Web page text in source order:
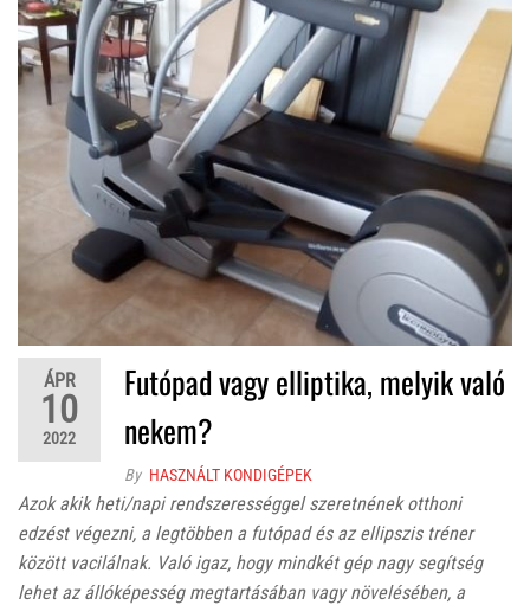
ÁPR
10
2022
Futópad vagy elliptika, melyik való
nekem?
By HASZNÁLT KONDIGÉPEK
Azok akik heti/napi rendszerességgel szeretnének otthoni
edzést végezni, a legtöbben a futópad és az ellipszis tréner
között vacilálnak. Való igaz, hogy mindkét gép nagy segítség
lehet az állóképesség megtartásában vagy növelésében, a